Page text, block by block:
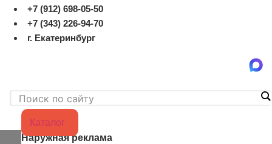
+7 (912) 698-05-50
+7 (343) 226-94-70
г. Екатеринбург
Каталог
Наружная реклама